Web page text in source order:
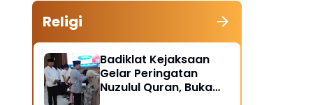
Religi
Badiklat Kejaksaan
Gelar Peringatan
Nuzulul Quran, Buka